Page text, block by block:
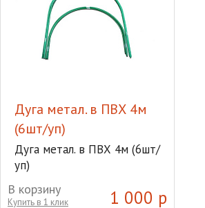
Дуга метал. в ПВХ 4м
(6шт/уп)
Дуга метал. в ПВХ 4м (6шт/
уп)
1 000 р
В корзину
Купить в 1 клик